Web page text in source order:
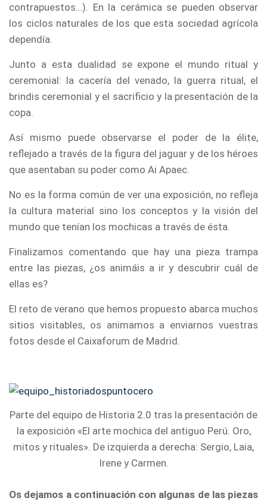
contrapuestos…). En la cerámica se pueden observar
los ciclos naturales de los que esta sociedad agrícola
dependía.
Junto a esta dualidad se expone el mundo ritual y
ceremonial: la cacería del venado, la guerra ritual, el
brindis ceremonial y el sacrificio y la presentación de la
copa.
Así mismo puede observarse el poder de la élite,
reflejado a través de la figura del jaguar y de los héroes
que asentaban su poder como Ai Apaec.
No es la forma común de ver una exposición, no refleja
la cultura material sino los conceptos y la visión del
mundo que tenían los mochicas a través de ésta.
Finalizamos comentando que hay una pieza trampa
entre las piezas, ¿os animáis a ir y descubrir cuál de
ellas es?
El reto de verano que hemos propuesto abarca muchos
sitios visitables, os animamos a enviarnos vuestras
fotos desde el Caixaforum de Madrid.
Parte del equipo de Historia 2.0 tras la presentación de
la exposición «El arte mochica del antiguo Perú. Oro,
mitos y rituales». De izquierda a derecha: Sergio, Laia,
Irene y Carmen.
Os dejamos a continuación con algunas de las piezas